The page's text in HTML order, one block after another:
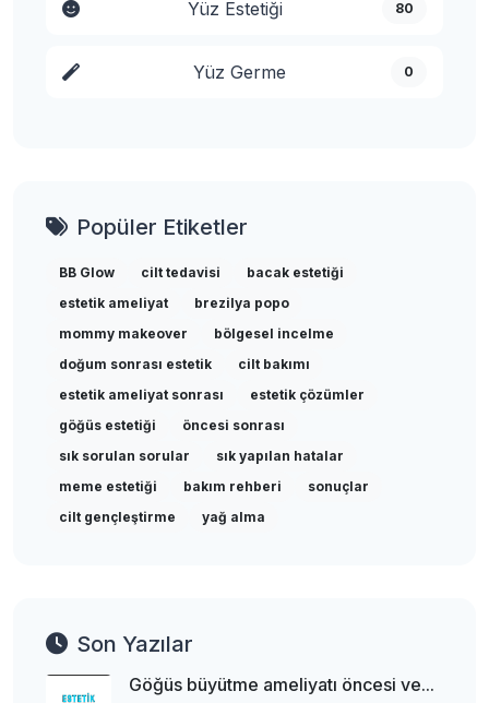
Yüz Estetiği 80
Yüz Germe 0
Popüler Etiketler
BB Glow cilt tedavisi
bacak estetiği
estetik ameliyat
brezilya popo
mommy makeover
bölgesel incelme
doğum sonrası estetik
cilt bakımı
estetik ameliyat sonrası
estetik çözümler
göğüs estetiği
öncesi sonrası
sık sorulan sorular
sık yapılan hatalar
meme estetiği
bakım rehberi
sonuçlar
cilt gençleştirme
yağ alma
Son Yazılar
Göğüs büyütme ameliyatı öncesi ve...